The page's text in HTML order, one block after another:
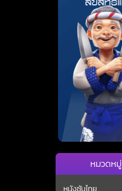
หมวดหมู่